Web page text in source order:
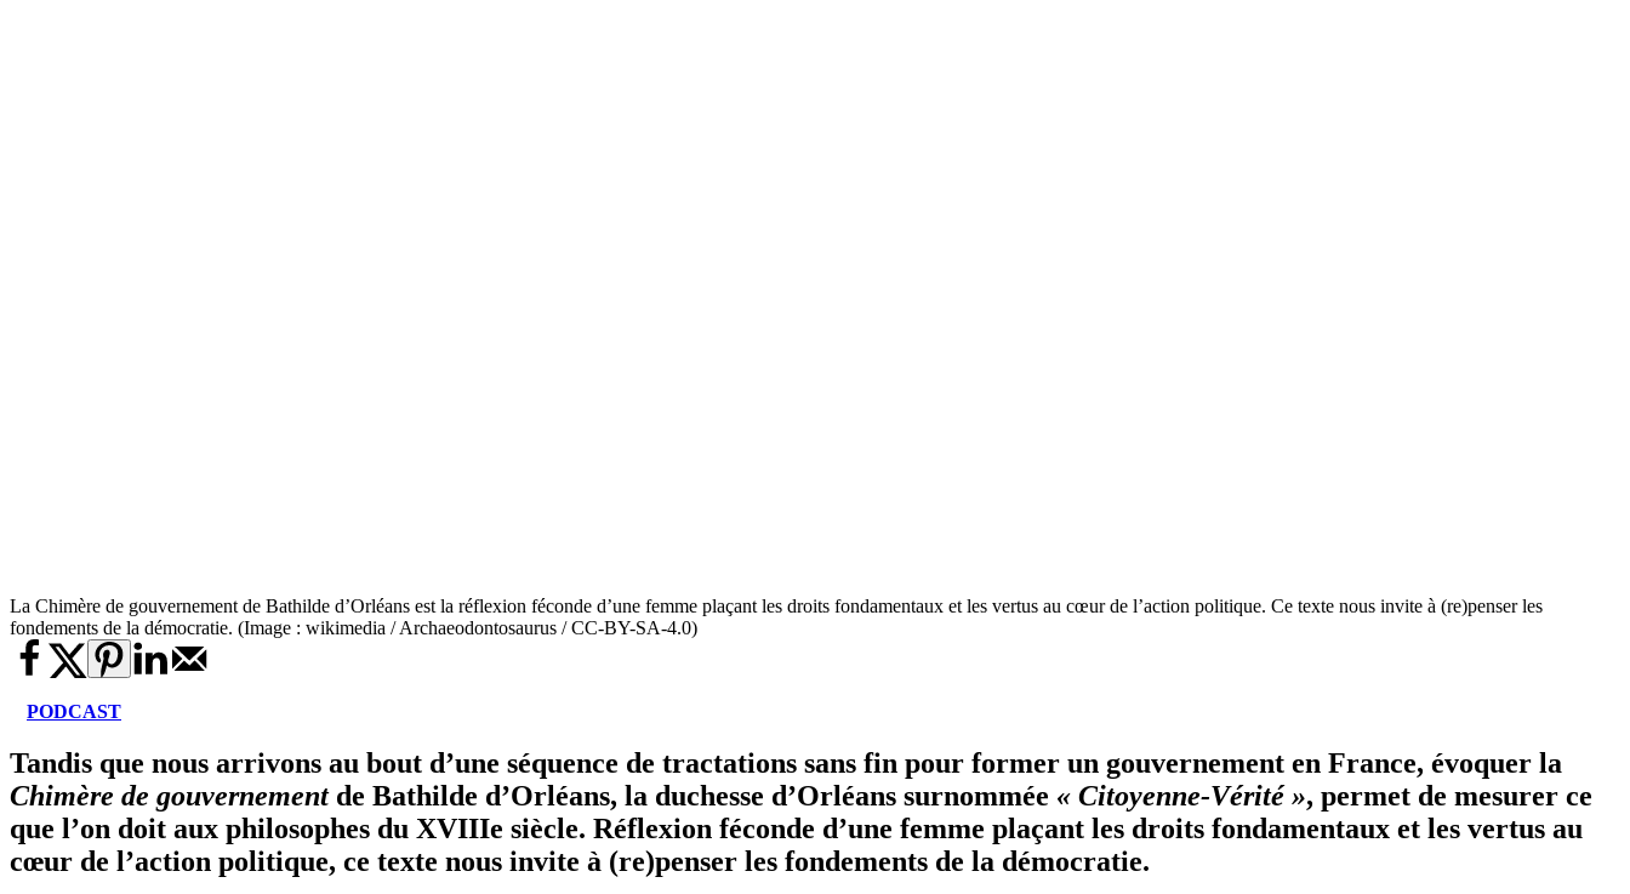
La Chimère de gouvernement de Bathilde d’Orléans est la réflexion féconde d’une femme plaçant les droits fondamentaux et les vertus au cœur de l’action politique. Ce texte nous invite à (re)penser les
fondements de la démocratie. (Image : wikimedia / Archaeodontosaurus / CC-BY-SA-4.0)
PODCAST
Tandis que nous arrivons au bout d’une séquence de tractations sans fin pour former un gouvernement en France, évoquer la
Chimère de gouvernementde Bathilde d’Orléans, la duchesse d’Orléans surnommée « Citoyenne-Vérité », permet de mesurer ce
que l’on doit aux philosophes du XVIIIe siècle. Réflexion féconde d’une femme plaçant les droits fondamentaux et les vertus au
cœur de l’action politique, ce texte nous invite à (re)penser les fondements de la démocratie.